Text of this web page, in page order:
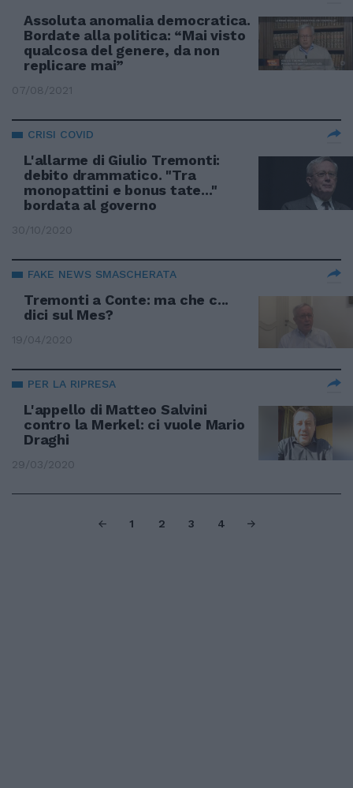
Assoluta anomalia democratica.
Bordate alla politica: “Mai visto
qualcosa del genere, da non
replicare mai”
07/08/2021
CRISI COVID
L'allarme di Giulio Tremonti:
debito drammatico. "Tra
monopattini e bonus tate..."
bordata al governo
30/10/2020
FAKE NEWS SMASCHERATA
Tremonti a Conte: ma che c...
dici sul Mes?
19/04/2020
PER LA RIPRESA
L'appello di Matteo Salvini
contro la Merkel: ci vuole Mario
Draghi
29/03/2020
1 2 3 4